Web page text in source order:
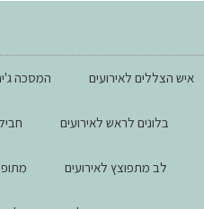
איש הצללים לאירועים המסכה
בלונים לראש לאירועים
לב מתפוצץ לאירועים